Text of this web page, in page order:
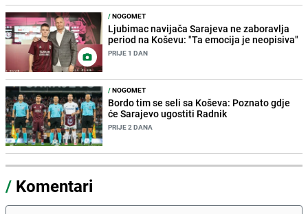
/NOGOMET
Ljubimac navijača Sarajeva ne zaboravlja
period na Koševu: "Ta emocija je neopisiva"
PRIJE 1 DAN
/NOGOMET
Bordo tim se seli sa Koševa: Poznato gdje
će Sarajevo ugostiti Radnik
PRIJE 2 DANA
/ Komentari